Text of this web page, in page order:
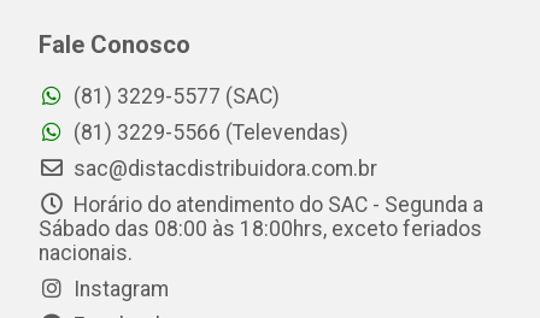
Fale Conosco
(81) 3229-5577 (SAC)
(81) 3229-5566 (Televendas)
sac@distacdistribuidora.com.br
Horário do atendimento do SAC - Segunda a
Sábado das 08:00 às 18:00hrs, exceto feriados
nacionais.
Instagram